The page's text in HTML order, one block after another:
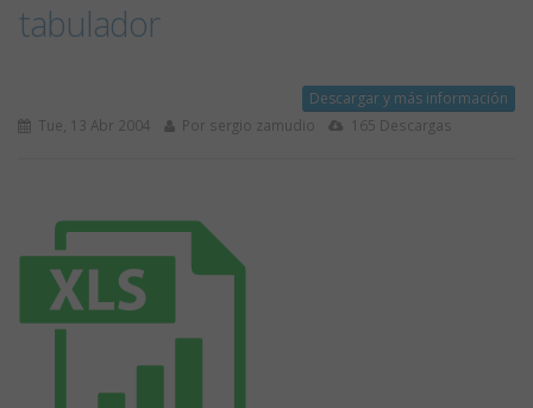
tabulador
Descargar y más información
Tue, 13 Abr 2004 Por sergio zamudio 165 Descargas